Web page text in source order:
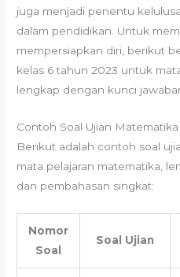
juga menjadi penentu
dalam pendidikan. Untuk
mempersiapkan diri, berikut
kelas 6 tahun 2023 untuk
lengkap dengan kunci
Contoh Soal Ujian
Berikut adalah contoh soal
mata pelajaran matematika,
dan pembahasan singkat:
Nomor
Soal
Soal Ujian